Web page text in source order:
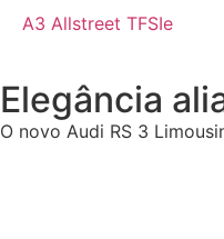
A3 Allstreet TFSIe
Elegância
O novo Audi RS 3